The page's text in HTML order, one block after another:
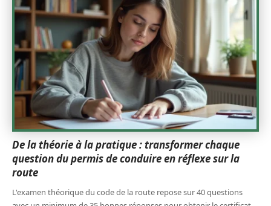
De la théorie à la pratique : transformer chaque
question du permis de conduire en réflexe sur la
route
L'examen théorique du code de la route repose sur 40 questions